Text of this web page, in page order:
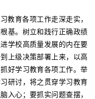
教育各项工作走深走实，
基。树立和践行正确政绩
学校高质量发展的内在要
上级决策部署上来，以高
好学习教育各项工作。举
研讨，将之贯穿学习教育
入心；要抓实问题查摆，